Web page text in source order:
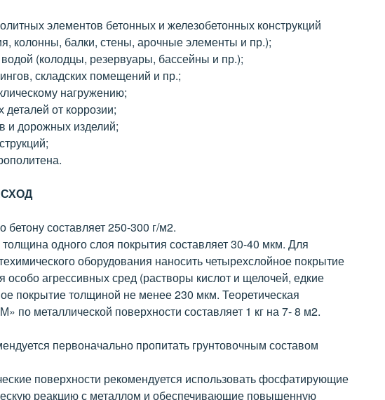
элементов бетонных и железобетонных конструкций
колонны, балки, стены, арочные элементы и пр.);
(колодцы, резервуары, бассейны и пр.);
складских помещений и пр.;
нагружению;
от коррозии;
дорожных изделий;
составляет 250-300 г/м2.
одного слоя покрытия составляет 30-40 мкм. Для
оборудования наносить четырехслойное покрытие
агрессивных сред (растворы кислот и щелочей, едкие
покрытие толщиной не менее 230 мкм. Теоретическая
по металлической поверхности составляет 1 кг на 7- 8 м2.
первоначально пропитать грунтовочным составом
поверхности рекомендуется использовать фосфатирующие
реакцию с металлом и обеспечивающие повышенную